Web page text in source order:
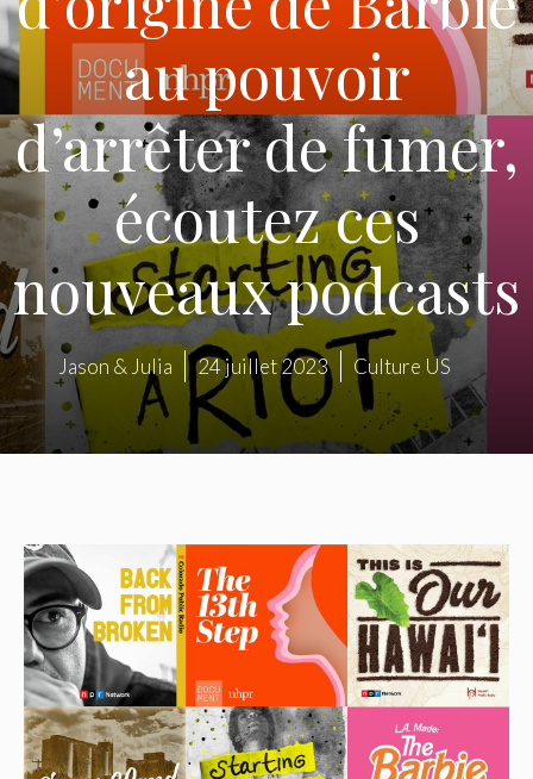
au pouvoir
d’arrêter de fumer,
écoutez ces
nouveaux podcasts
Jason & Julia 24 juillet 2023 Culture US